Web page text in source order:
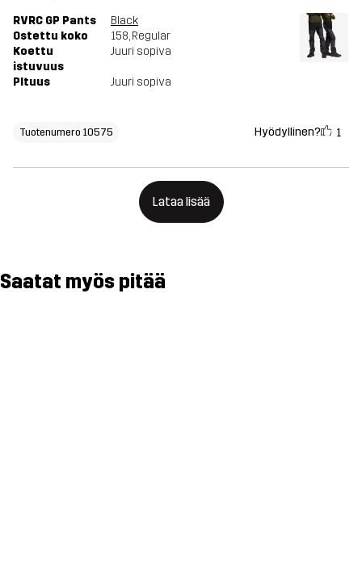
RVRC GP Pants
Black
Ostettu koko
158, Regular
Koettu
istuvuus
Juuri sopiva
PItuus Juuri sopiva
Tuotenumero 10575 Hyödyllinen? 1
Lataa lisää
Saatat myös pitää